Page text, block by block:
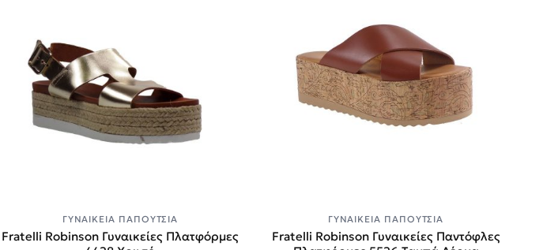
ΓΥΝΑΙΚΕΊΑ ΠΑΠΟΎΤΣΙΑ
Fratelli Robinson Γυναικείες Πλατφόρμες
ΓΥΝΑΙΚΕΊΑ ΠΑΠΟΎΤΣΙΑ
Fratelli Robinson Γυναικείες Παντόφλες